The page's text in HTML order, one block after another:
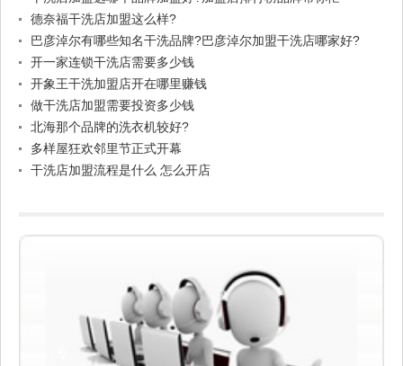
德奈福干洗店加盟这么样?
巴彦淖尔有哪些知名干洗品牌?巴彦淖尔加盟干洗店哪家好?
开一家连锁干洗店需要多少钱
开象王干洗加盟店开在哪里赚钱
做干洗店加盟需要投资多少钱
北海那个品牌的洗衣机较好?
多样屋狂欢邻里节正式开幕
干洗店加盟流程是什么 怎么开店